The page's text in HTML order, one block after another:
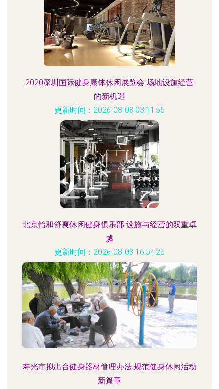
2020深圳国际健身康体休闲展览会 场地设施经营
的新机遇
更新时间：2026-08-08 03:11:55
北京怡和舒爽休闲健身俱乐部 设施与经营的双重卓
越
更新时间：2026-08-08 16:54:26
寿光市拟出台健身器材管理办法 规范健身休闲活动
新篇章